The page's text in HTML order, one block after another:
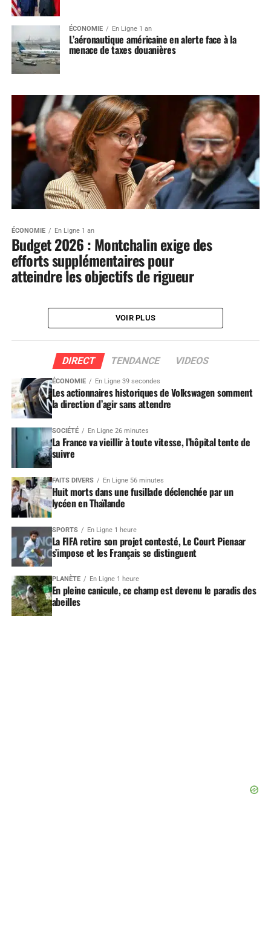
ÉCONOMIE En Ligne 1 an
L’aéronautique américaine en alerte face à la
menace de taxes douanières
ÉCONOMIE En Ligne 1 an
Budget 2026 : Montchalin exige des
efforts supplémentaires pour
atteindre les objectifs de rigueur
VOIR PLUS
DIRECT TENDANCE VIDEOS
ÉCONOMIE En Ligne 39 secondes
Les actionnaires historiques de Volkswagen somment
la direction d’agir sans attendre
SOCIÉTÉ En Ligne 26 minutes
La France va vieillir à toute vitesse, l’hôpital tente de
suivre
FAITS DIVERS En Ligne 56 minutes
Huit morts dans une fusillade déclenchée par un
lycéen en Thaïlande
SPORTS En Ligne 1 heure
La FIFA retire son projet contesté, Le Court Pienaar
s’impose et les Français se distinguent
PLANÈTE En Ligne 1 heure
En pleine canicule, ce champ est devenu le paradis des
abeilles